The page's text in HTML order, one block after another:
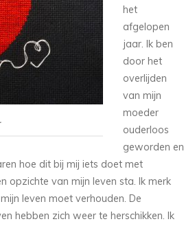
.
het
afgelopen
jaar. Ik ben
door het
overlijden
van mijn
moeder
ouderloos
geworden en
hoe dit bij mij iets doet met
opzichte van mijn leven sta. Ik merk
leven moet verhouden. De
hebben zich weer te herschikken. Ik